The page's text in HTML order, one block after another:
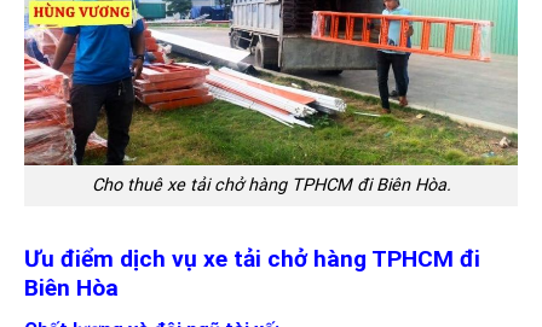
Cho thuê xe tải chở hàng TPHCM đi Biên Hòa.
Ưu điểm dịch vụ xe tải chở hàng TPHCM đi
Biên Hòa